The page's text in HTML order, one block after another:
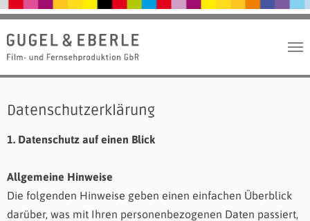
Zum Hauptinhalt springen
Datenschutzerklärung
1. Datenschutz auf einen Blick
Allgemeine Hinweise
Die folgenden Hinweise geben einen einfachen Überblick
darüber, was mit Ihren personenbezogenen Daten passiert,